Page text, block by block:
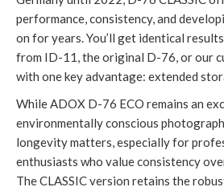
performance, consistency, and
on for years. You’ll get identical
from ID-11, the original D-76, or our
with one key advantage: extended
While ADOX D-76 ECO remains an
environmentally conscious
longevity matters, especially for
enthusiasts who value consistency
The CLASSIC version retains the